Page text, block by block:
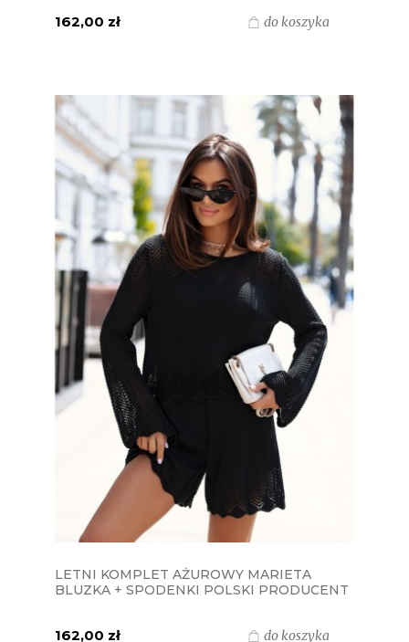
162,00 zł do koszyka
LETNI KOMPLET AŻUROWY MARIETA
BLUZKA + SPODENKI POLSKI PRODUCENT
162,00 zł do koszyka